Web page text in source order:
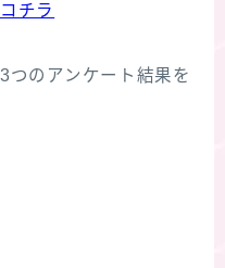
チラ
つのアンケート結果を